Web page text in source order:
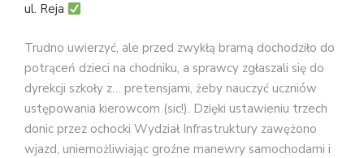
ul. Reja
Trudno uwierzyć, ale przed zwykłą bramą dochodziło do
potrąceń dzieci na chodniku, a sprawcy zgłaszali się do
dyrekcji szkoły z… pretensjami, żeby nauczyć uczniów
ustępowania kierowcom (sic!). Dzięki ustawieniu trzech
donic przez ochocki Wydział Infrastruktury zawężono
wjazd, uniemożliwiając groźne manewry samochodami i